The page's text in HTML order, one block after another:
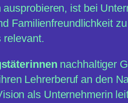
ist bei
Familienfreundlichkeit
relevant.
nachhaltiger
Lehrerberuf an den
als Unternehmerin